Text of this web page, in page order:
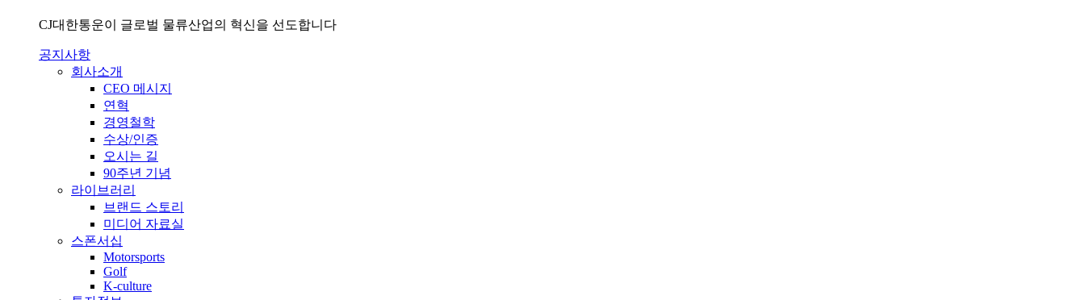
CJ대한통운이 글로벌 물류산업의 혁신을 선도합니다
공지사항
회사소개
CEO 메시지
연혁
경영철학
수상/인증
오시는 길
90주년 기념
라이브러리
브랜드 스토리
미디어 자료실
스폰서십
Motorsports
Golf
K-culture